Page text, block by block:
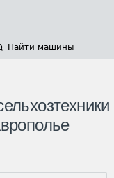
Найти машины